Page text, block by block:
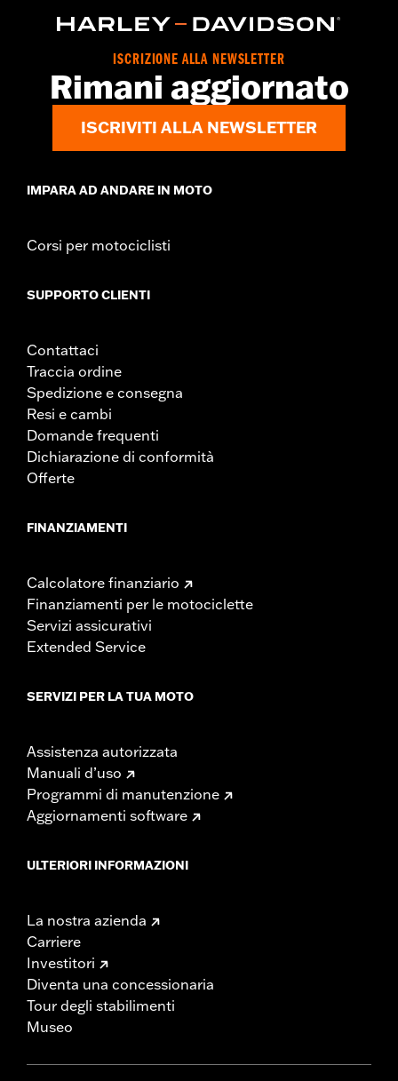
richiedere l’acquisto di nuove guarnizioni. Per
informazioni rivolgersi a un concessionario.
ISCRIZIONE ALLA NEWSLETTER
Rimani aggiornato
ISCRIVITI ALLA NEWSLETTER
IMPARA AD ANDARE IN MOTO
Corsi per motociclisti
SUPPORTO CLIENTI
Contattaci
Traccia ordine
Spedizione e consegna
Resi e cambi
Domande frequenti
Dichiarazione di conformità
Offerte
FINANZIAMENTI
Calcolatore finanziario
Finanziamenti per le motociclette
Servizi assicurativi
Extended Service
SERVIZI PER LA TUA MOTO
Assistenza autorizzata
Manuali d’uso
Programmi di manutenzione
Aggiornamenti software
ULTERIORI INFORMAZIONI
La nostra azienda
Carriere
Investitori
Diventa una concessionaria
Tour degli stabilimenti
Museo